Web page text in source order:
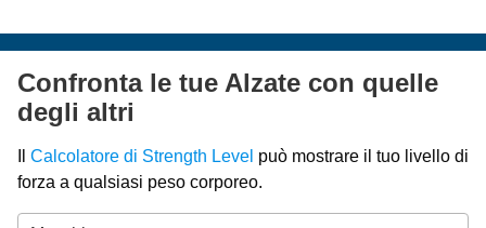
Confronta le tue Alzate con quelle
degli altri
Calcolatore di Strength Level può mostrare il tuo livello di
forza a qualsiasi peso corporeo.